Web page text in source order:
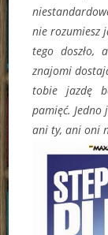
nie rozumiesz
tego doszło,
znajomi
tobie jazdę
pamięć. Jedno
ani ty, ani oni